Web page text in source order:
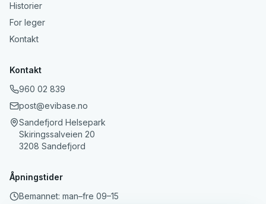
Historier
For leger
Kontakt
Kontakt
960 02 839
post@evibase.no
Sandefjord Helsepark
Skiringssalveien 20
3208 Sandefjord
Åpningstider
Bemannet: man–fre 09–15